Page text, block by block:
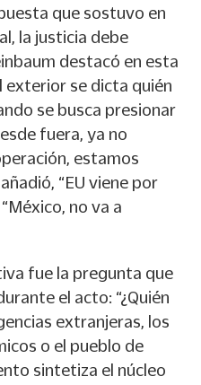
que sostuvo en
la justicia debe
destacó en esta
exterior se dicta quién
se busca presionar
fuera, ya no
estamos
“EU viene por
no va a
fue la pregunta que
el acto: “¿Quién
extranjeras, los
o el pueblo de
sintetiza el núcleo